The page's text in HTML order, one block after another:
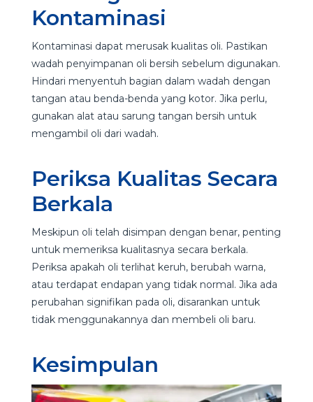
Kontaminasi
Kontaminasi dapat merusak kualitas oli. Pastikan
wadah penyimpanan oli bersih sebelum digunakan.
Hindari menyentuh bagian dalam wadah dengan
tangan atau benda-benda yang kotor. Jika perlu,
gunakan alat atau sarung tangan bersih untuk
mengambil oli dari wadah.
Periksa Kualitas Secara
Berkala
Meskipun oli telah disimpan dengan benar, penting
untuk memeriksa kualitasnya secara berkala.
Periksa apakah oli terlihat keruh, berubah warna,
atau terdapat endapan yang tidak normal. Jika ada
perubahan signifikan pada oli, disarankan untuk
tidak menggunakannya dan membeli oli baru.
Kesimpulan